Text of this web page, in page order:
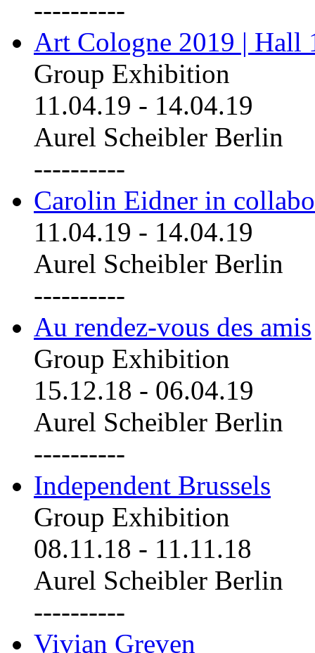
----------
Art Cologne 2019 | Hall
Group Exhibition
11.04.19 - 14.04.19
Aurel Scheibler Berlin
----------
Carolin Eidner in
11.04.19 - 14.04.19
Aurel Scheibler Berlin
----------
Au rendez-vous des amis
Group Exhibition
15.12.18 - 06.04.19
Aurel Scheibler Berlin
----------
Independent Brussels
Group Exhibition
08.11.18 - 11.11.18
Aurel Scheibler Berlin
----------
Vivian Greven